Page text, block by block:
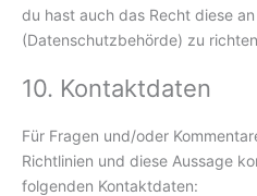
du hast auch das Recht diese
(Datenschutzbehörde) zu
10. Kontaktdaten
Für Fragen und/oder
Richtlinien und diese Aussage
folgenden Kontaktdaten: